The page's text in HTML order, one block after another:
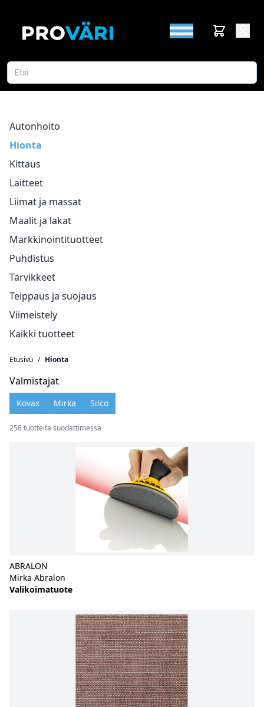
Autonhoito
Hionta
Kittaus
Laitteet
Liimat ja massat
Maalit ja lakat
Markkinointituotteet
Puhdistus
Tarvikkeet
Teippaus ja suojaus
Viimeistely
Kaikki tuotteet
Etusivu / Hionta
Valmistajat
Kovax Mirka Silco
258 tuotteita suodattimessa
ABRALON
Mirka Abralon
Valikoimatuote